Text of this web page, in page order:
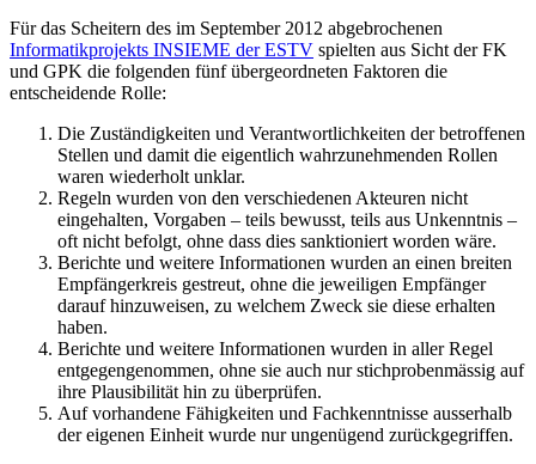
​Für das Scheitern des im September 2012 abgebrochenen
Informatikprojekts INSIEME der ESTV spielten aus Sicht der FK
und GPK die folgenden fünf übergeordneten Faktoren die
entscheidende Rolle:
Die Zuständigkeiten und Verantwortlichkeiten der betroffenen
Stellen und damit die eigentlich wahrzunehmenden Rollen
waren wiederholt unklar.
Regeln wurden von den verschiedenen Akteuren nicht
eingehalten, Vorgaben – teils bewusst, teils aus Unkenntnis –
oft nicht befolgt, ohne dass dies sanktioniert worden wäre.
Berichte und weitere Informationen wurden an einen breiten
Empfängerkreis gestreut, ohne die jeweiligen Empfänger
darauf hinzuweisen, zu welchem Zweck sie diese erhalten
haben.
Berichte und weitere Informationen wurden in aller Regel
entgegengenommen, ohne sie auch nur stichprobenmässig auf
ihre Plausibilität hin zu überprüfen.
Auf vorhandene Fähigkeiten und Fachkenntnisse ausserhalb
der eigenen Einheit wurde nur ungenügend zurückgegriffen.